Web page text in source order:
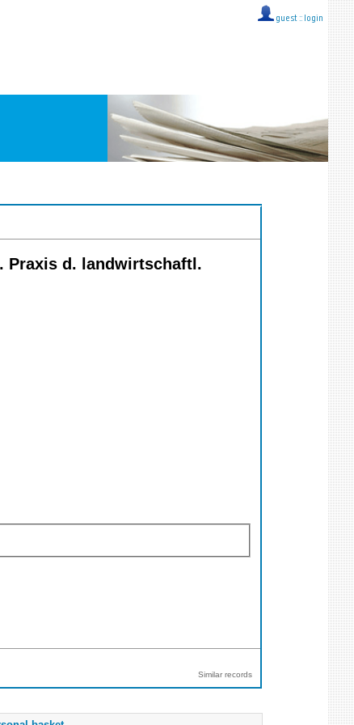
guest :: login
Praxis d. landwirtschaftl.
Similar records